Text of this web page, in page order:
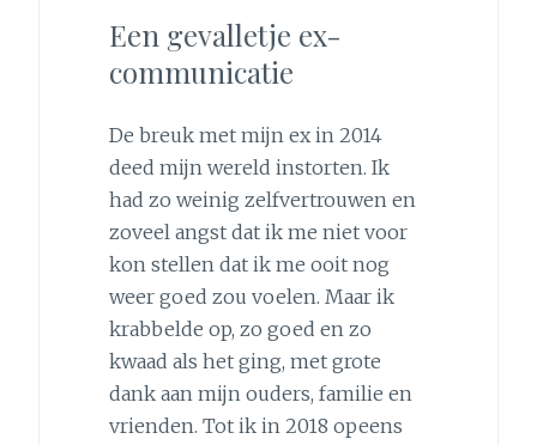
Een gevalletje ex-
communicatie
De breuk met mijn ex in 2014
deed mijn wereld instorten. Ik
had zo weinig zelfvertrouwen en
zoveel angst dat ik me niet voor
kon stellen dat ik me ooit nog
weer goed zou voelen. Maar ik
krabbelde op, zo goed en zo
kwaad als het ging, met grote
dank aan mijn ouders, familie en
vrienden. Tot ik in 2018 opeens